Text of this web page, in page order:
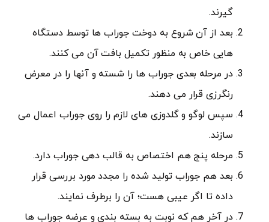
گیرند.
بعد از آن شروع به دوخت جوراب ها توسط دستگاه
هایی خاص به منظور تکمیل بافت آن می کنند.
در مرحله بعدی جوراب ها را شسته و آنها را در معرض
رنگرزی قرار می دهند.
سپس لوگو و گلدوزی های لازم را روی جوراب اعمال می
سازند.
مرحله پنج هم اختصاص به قالب دهی جوراب دارد.
بعد هم جوراب تولید شده را مجدد مورد بررسی قرار
داده تا اگر عیبی هست؛ آن را برطرف نمایند.
در آخر هم که نوبت به بسته بندی و عرضه جوراب ها